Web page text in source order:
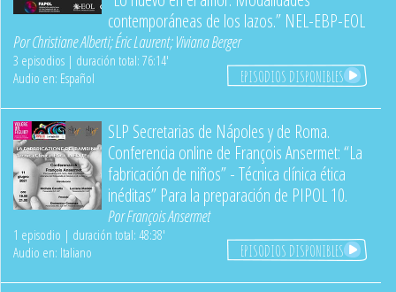
contemporáneas de los lazos.” NEL-EBP-EOL
PorChristiane Alberti;Éric Laurent;Viviana Berger
3 episodios | duración total: 76:14'
Audio en: Español
EPISODIOS DISPONIBLES
SLP Secretarias de Nápoles y de Roma.
Conferencia online de François Ansermet: “La
fabricación de niños” - Técnica clínica ética
inéditas” Para la preparación de PIPOL 10.
PorFrançois Ansermet
1 episodio | duración total: 48:38'
Audio en: Italiano
EPISODIOS DISPONIBLES